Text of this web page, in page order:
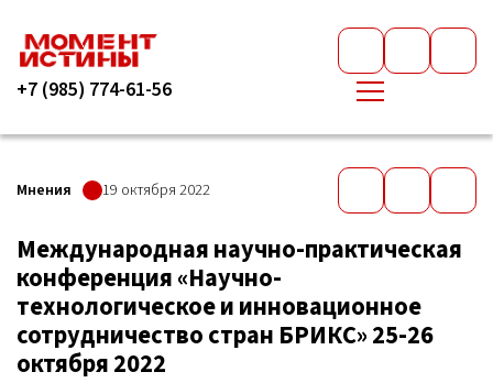
+7 (985) 774-61-56
Мнения 19 октября 2022
Международная научно-практическая
конференция «Научно-
технологическое и инновационное
сотрудничество стран БРИКС» 25-26
октября 2022